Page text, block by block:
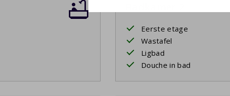
Eerste etage
Wastafel
Ligbad
Douche in bad